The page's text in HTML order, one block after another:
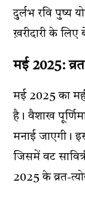
दुर्लभ रवि पुष्य
ख़रीदारी के लिए
मई 2025:
मई 2025 का
है। वैशाख
मनाई जाएगी।
जिसमें वट
2025 के व्रत-